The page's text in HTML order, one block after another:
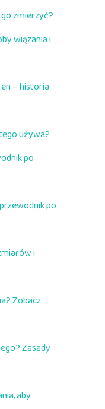
zmierzyć?
wiązania i
– historia
używa?
po
po
i
Zobacz
Zasady
aby